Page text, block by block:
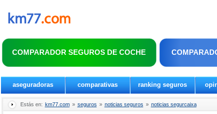
COMPARADOR SEGUROS DE COCHE
aseguradoras comparativas ranking seguros
Estás en: km77.com » seguros » noticias seguros » noticias segurcaixa